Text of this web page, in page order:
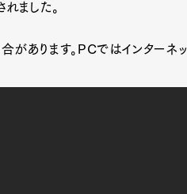
ました。
があります。PCではインターネ